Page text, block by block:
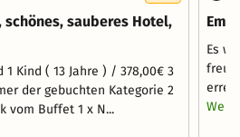
sauberes Hotel,
1 Kind ( 13 Jahre ) / 378,00€ 3
der gebuchten Kategorie 2
vom Buffet 1 x N...
Es